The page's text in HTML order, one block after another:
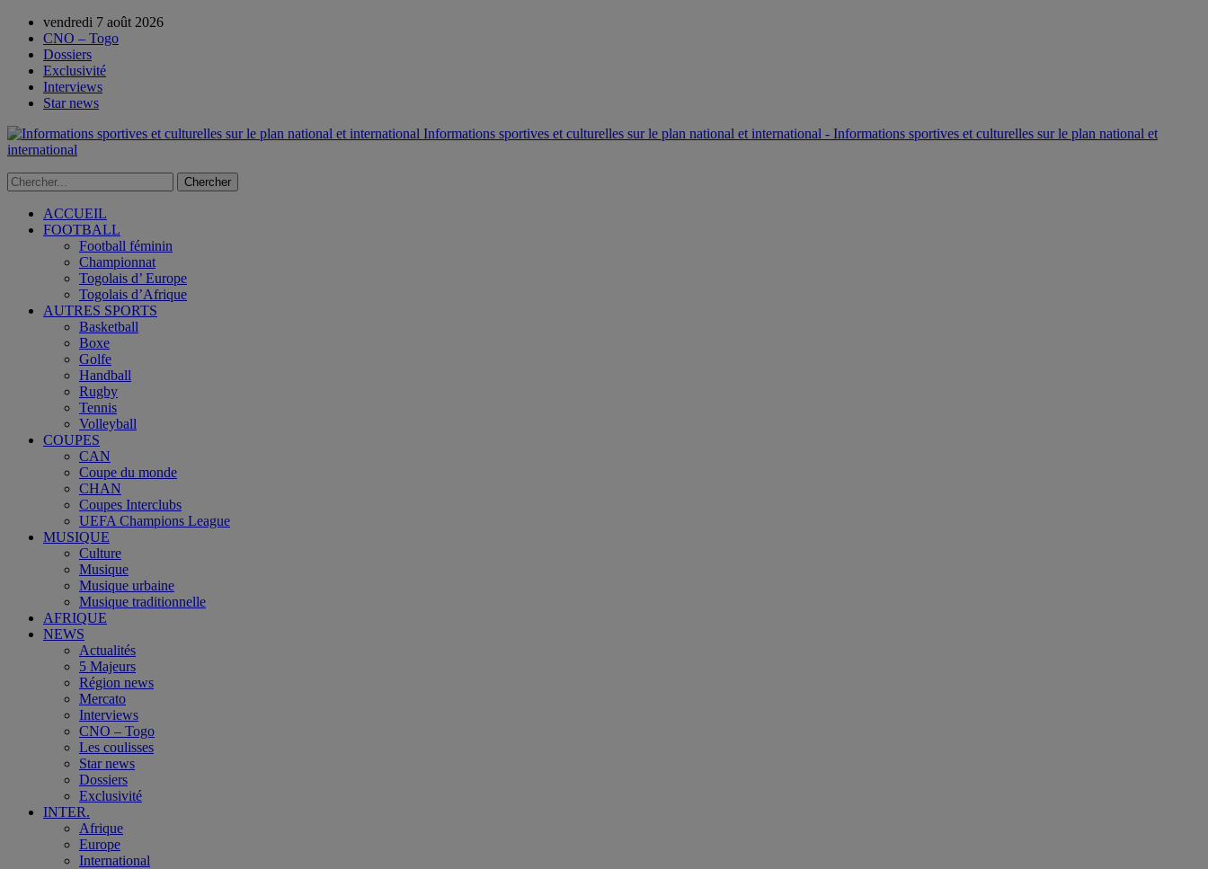
vendredi 7 août 2026
CNO – Togo
Dossiers
Exclusivité
Interviews
Star news
Informations sportives et culturelles sur le plan national et international - Informations sportives et culturelles sur le plan national et
international
ACCUEIL
FOOTBALL
Football féminin
Championnat
Togolais d’ Europe
Togolais d’Afrique
AUTRES SPORTS
Basketball
Boxe
Golfe
Handball
Rugby
Tennis
Volleyball
COUPES
CAN
Coupe du monde
CHAN
Coupes Interclubs
UEFA Champions League
MUSIQUE
Culture
Musique
Musique urbaine
Musique traditionnelle
AFRIQUE
NEWS
Actualités
5 Majeurs
Région news
Mercato
Interviews
CNO – Togo
Les coulisses
Star news
Dossiers
Exclusivité
INTER.
Afrique
Europe
International